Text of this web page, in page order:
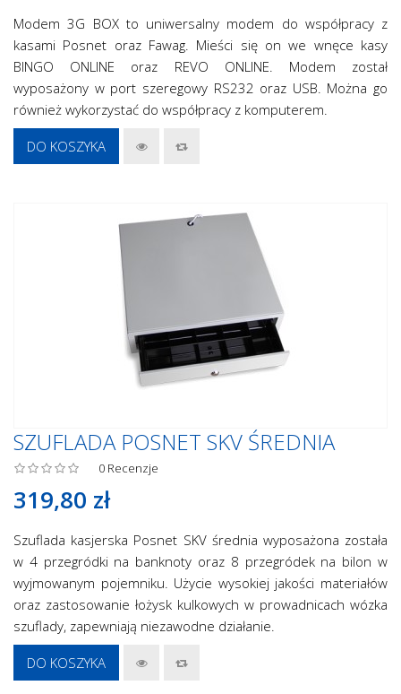
Modem 3G BOX to uniwersalny modem do współpracy z
kasami Posnet oraz Fawag. Mieści się on we wnęce kasy
BINGO ONLINE oraz REVO ONLINE. Modem został
wyposażony w port szeregowy RS232 oraz USB. Można go
również wykorzystać do współpracy z komputerem.
DO KOSZYKA
SZUFLADA POSNET SKV ŚREDNIA
0 Recenzje
319,80 zł
Szuflada kasjerska Posnet SKV średnia wyposażona została
w 4 przegródki na banknoty oraz 8 przegródek na bilon w
wyjmowanym pojemniku. Użycie wysokiej jakości materiałów
oraz zastosowanie łożysk kulkowych w prowadnicach wózka
szuflady, zapewniają niezawodne działanie.
DO KOSZYKA